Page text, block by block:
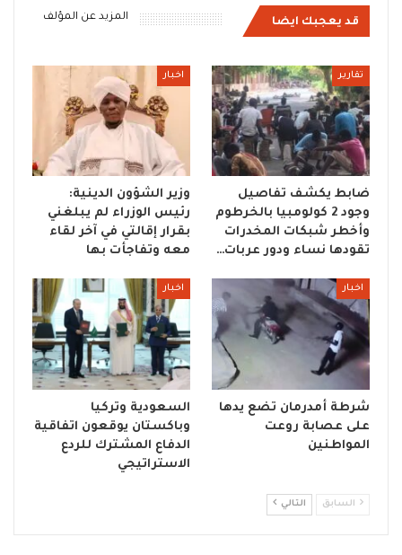
قد يعجبك ايضا المزيد عن المؤلف
تقارير
ضابط يكشف تفاصيل
وجود 2 كولومبيا بالخرطوم
وأخطر شبكات المخدرات
تقودها نساء ودور عربات…
اخبار
وزير الشؤون الدينية:
رئيس الوزراء لم يبلغني
بقرار إقالتي في آخر لقاء
معه وتفاجأت بها
اخبار
شرطة أمدرمان تضع يدها
على عصابة روعت
المواطنين
اخبار
السعودية وتركيا
وباكستان يوقعون اتفاقية
الدفاع المشترك للردع
الاستراتيجي
السابق التالي